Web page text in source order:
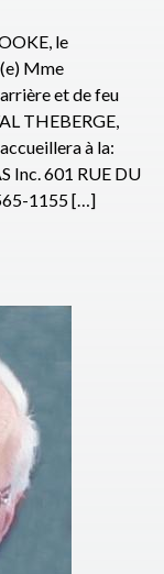
le
Mme
et de feu
THEBERGE,
à la:
Inc. 601 RUE DU
1155 […]